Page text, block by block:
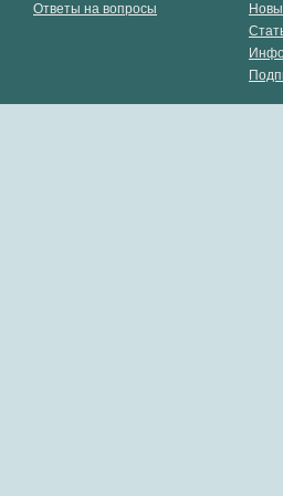
Ответы на вопросы